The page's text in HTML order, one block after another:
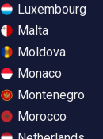
Luxembourg
Malta
Moldova
Monaco
Montenegro
Morocco